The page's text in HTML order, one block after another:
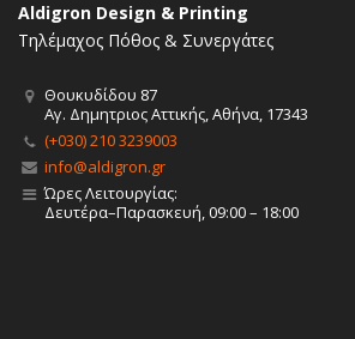
Aldigron Design & Printing
Τηλέμαχος Πόθος & Συνεργάτες
Θουκυδίδου 87
Αγ. Δημητριος Αττικής, Αθήνα, 17343
(+030) 210 3239003
info@aldigron.gr
Ώρες Λειτουργίας:
Δευτέρα–Παρασκευή, 09:00 – 18:00